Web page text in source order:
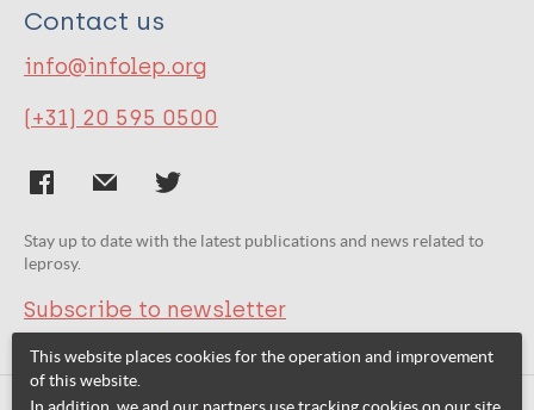
Contact us
info@infolep.org
(+31) 20 595 0500
Stay up to date with the latest publications and news related to
leprosy.
Subscribe to newsletter
This website places cookies for the operation and improvement
of this website.